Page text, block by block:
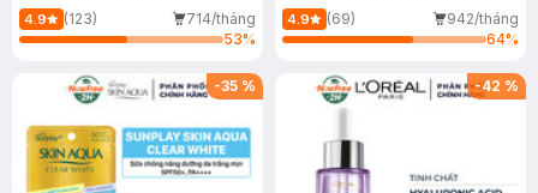
4.9 (123)
714/tháng
53%
(Mới)
4.9 (69)
942/tháng
64%
-35 % -42 %